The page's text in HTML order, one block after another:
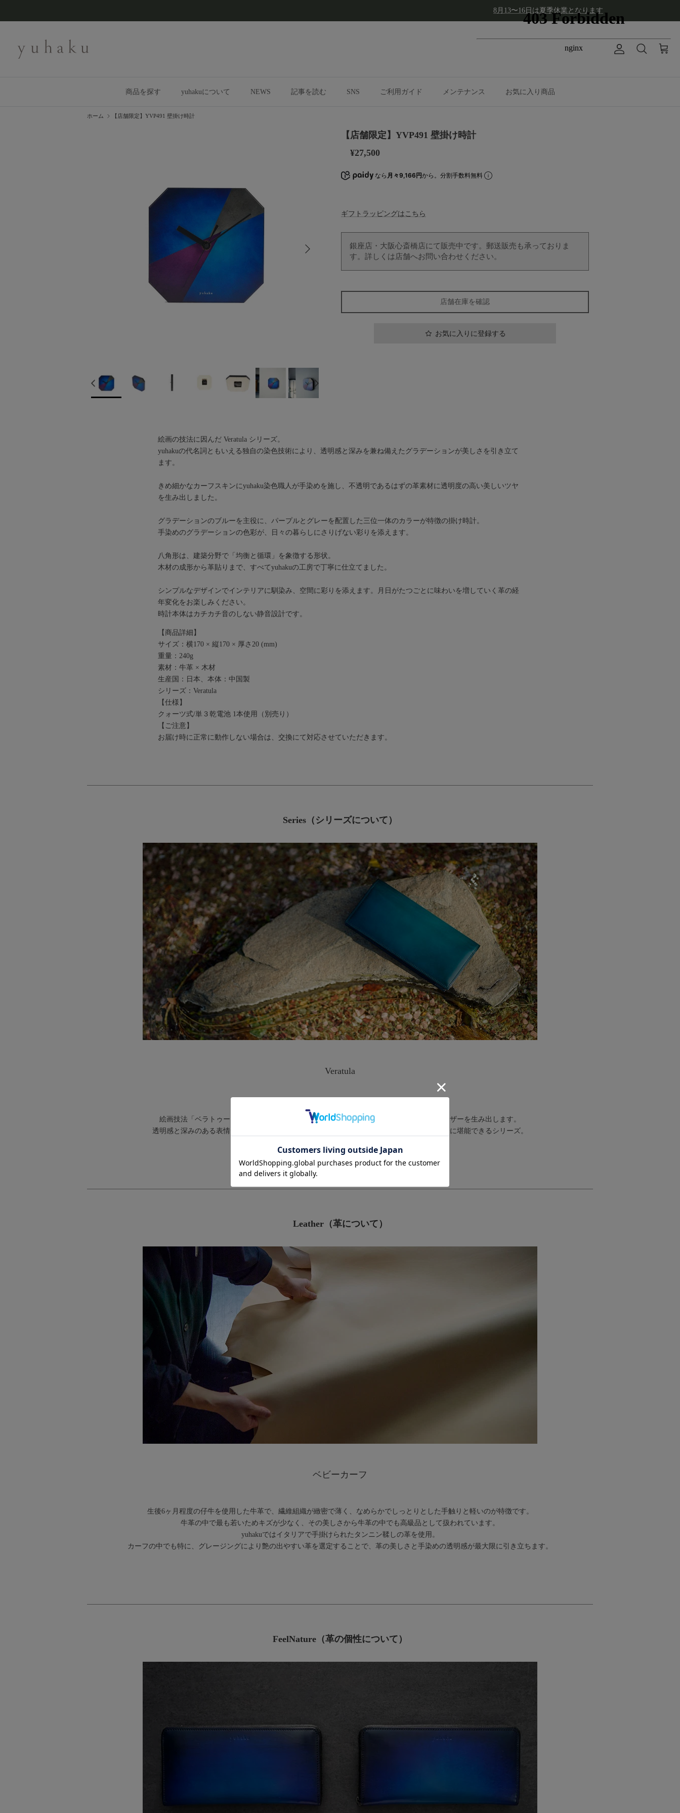
8月13〜16日は夏季休業となります
アカウント
検索 カート
商品を探す yuhakuについて NEWS 記事を読む SNS ご利用ガイド メンテナンス お気に入り商品
ホーム 【店舗限定】YVP491 壁掛け時計
【店舗限定】YVP491 壁掛け時計
¥27,500
なら 月々9,166円から。分割手数料無料
ギフトラッピングはこちら
銀座店・大阪心斎橋店にて販売中です。郵送販売も承っておりま
す。詳しくは店舗へお問い合わせください。
店舗在庫を確認
お気に入りに登録する
絵画の技法に因んだ Veratula シリーズ。
yuhakuの代名詞ともいえる独自の染色技術により、透明感と深みを兼ね備えたグラデーションが美しさを引き立て
ます。
きめ細かなカーフスキンにyuhaku染色職人が手染めを施し、不透明であるはずの革素材に透明度の高い美しいツヤ
を生み出しました。
グラデーションのブルーを主役に、パープルとグレーを配置した三位一体のカラーが特徴の掛け時計。
手染めのグラデーションの色彩が、日々の暮らしにさりげない彩りを添えます。
八角形は、建築分野で「均衡と循環」を象徴する形状。
木材の成形から革貼りまで、すべてyuhakuの工房で丁寧に仕立てました。
シンプルなデザインでインテリアに馴染み、空間に彩りを添えます。月日がたつごとに味わいを増していく革の経
年変化をお楽しみください。
時計本体はカチカチ音のしない静音設計です。
【商品詳細】
サイズ：横170 × 縦170 × 厚さ20 (mm)
重量：240g
素材：牛革 × 木材
生産国：日本、本体：中国製
シリーズ：Veratula
【仕様】
クォーツ式/単３乾電池 1本使用（別売り）
【ご注意】
お届け時に正常に動作しない場合は、交換にて対応させていただきます。
Series（シリーズについて）
Veratula
yuhaku初代のシリーズにして不変の代名詞、Veratula-ベラトゥーラ-
絵画技法「ベラトゥーラ」を応用した染色技術で染料を重ね、唯一無二のグラデーションレザーを生み出します。
透明感と深みのある表情に、直線的なデザインがモダンな印象を持ち、手染めの味わいを存分に堪能できるシリーズ。
Leather（革について）
ベビーカーフ
生後6ヶ月程度の仔牛を使用した牛革で、繊維組織が緻密で薄く、なめらかでしっとりとした手触りと軽いのが特徴です。
牛革の中で最も若いためキズが少なく、その美しさから牛革の中でも高級品として扱われています。
yuhakuではイタリアで手掛けられたタンニン鞣しの革を使用。
カーフの中でも特に、グレージングにより艶の出やすい革を選定することで、革の美しさと手染めの透明感が最大限に引き立ちます。
FeelNature（革の個性について）